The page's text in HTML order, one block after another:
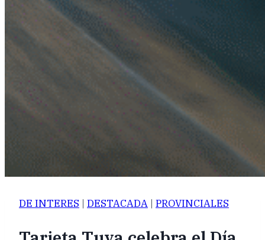
DE INTERES | DESTACADA | PROVINCIALES